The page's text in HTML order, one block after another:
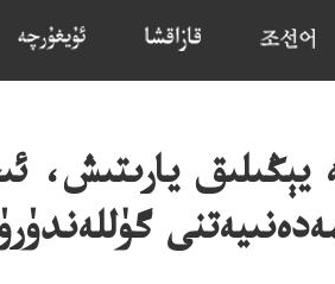
يېڭىلىق